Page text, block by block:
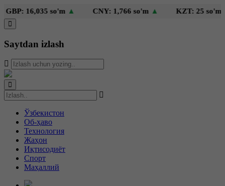
so'm▲ CNY: 1,766 so'm ▲ KZT: 25 so'm▲
Saytdan izlash
Ўзбекистон
Об-ҳаво
Технология
Жаҳон
Иқтисодиёт
Спорт
Маҳаллий